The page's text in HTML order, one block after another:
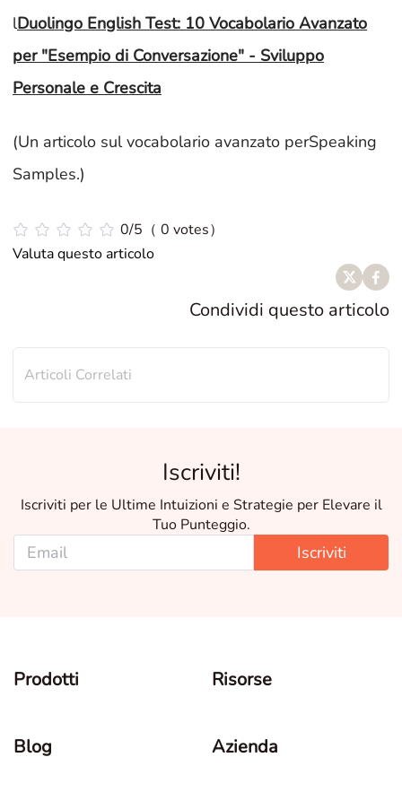
lDuolingo English Test: 10 Vocabolario Avanzato
per "Esempio di Conversazione" - Sviluppo
Personale e Crescita
(Un articolo sul vocabolario avanzato perSpeaking
Samples.)
0/5（ 0 votes）
Valuta questo articolo
Condividi questo articolo
Articoli Correlati
Iscriviti!
Iscriviti per le Ultime Intuizioni e Strategie per Elevare il
Tuo Punteggio.
Iscriviti
Prodotti Risorse
Blog Azienda